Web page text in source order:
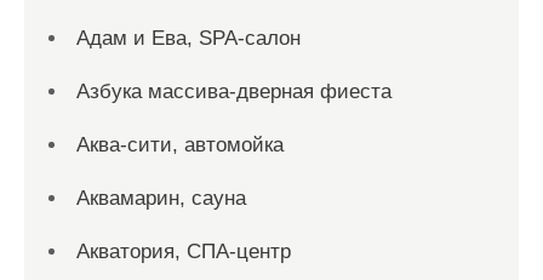
Адам и Ева, SPA-салон
Азбука массива-дверная фиеста
Аква-сити, автомойка
Аквамарин, сауна
Акватория, СПА-центр